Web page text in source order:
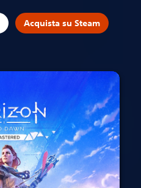
Acquista su Steam